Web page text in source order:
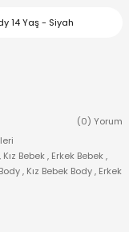
14 Yaş - Siyah
(0) Yorum
, Kız Bebek , Erkek Bebek ,
, Kız Bebek Body , Erkek